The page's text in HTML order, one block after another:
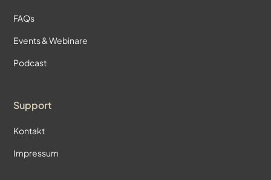
FAQs
Events & Webinare
Podcast
Support
Kontakt
Impressum